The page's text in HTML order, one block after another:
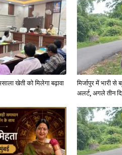
खेती को मिलेगा बढ़ावा
मिर्जापुर में भारी से
अलर्ट, अगले तीन